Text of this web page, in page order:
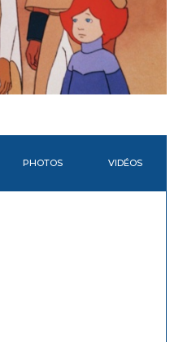
PHOTOS VIDÉOS